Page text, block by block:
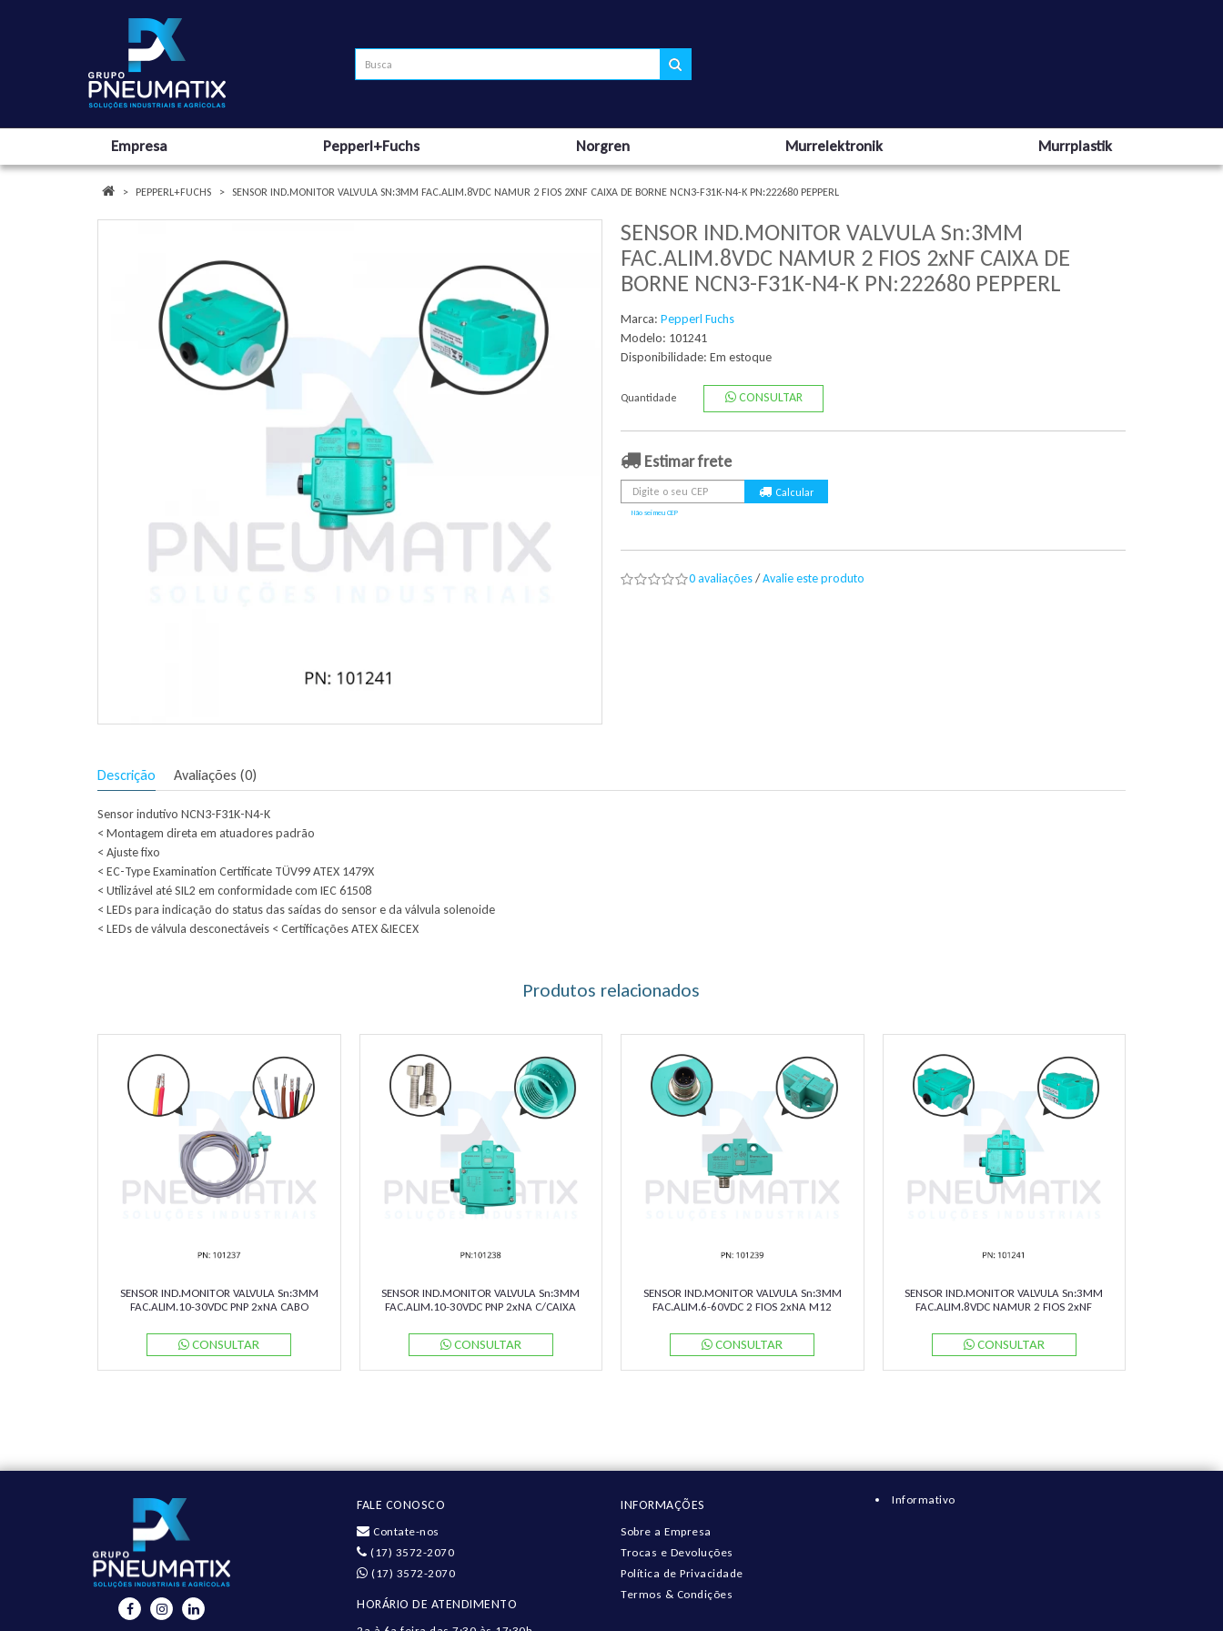
Empresa Pepperl+Fuchs Norgren Murrelektronik Murrplastik
PEPPERL+FUCHS SENSOR IND.MONITOR VALVULA SN:3MM FAC.ALIM.8VDC NAMUR 2 FIOS 2XNF CAIXA DE BORNE NCN3-F31K-N4-K PN:222680 PEPPERL
SENSOR IND.MONITOR VALVULA Sn:3MM
FAC.ALIM.8VDC NAMUR 2 FIOS 2xNF CAIXA DE
BORNE NCN3-F31K-N4-K PN:222680 PEPPERL
Marca: Pepperl Fuchs
Modelo: 101241
Disponibilidade: Em estoque
Quantidade CONSULTAR
Estimar frete
Não sei meu CEP
0 avaliações/Avalie este produto
Descrição Avaliações (0)
Sensor indutivo NCN3-F31K-N4-K
< Montagem direta em atuadores padrão
< Ajuste fixo
< EC-Type Examination Certificate TÜV99 ATEX 1479X
< Utilizável até SIL2 em conformidade com IEC 61508
< LEDs para indicação do status das saídas do sensor e da válvula solenoide
< LEDs de válvula desconectáveis < Certificações ATEX &IECEX
Produtos relacionados
SENSOR IND.MONITOR VALVULA Sn:3MM
FAC.ALIM.10-30VDC PNP 2xNA CABO
PN:047567 PEPPERL
CONSULTAR
SENSOR IND.MONITOR VALVULA Sn:3MM
FAC.ALIM.10-30VDC PNP 2xNA C/CAIXA
PEPPERL
CONSULTAR
SENSOR IND.MONITOR VALVULA Sn:3MM
FAC.ALIM.6-60VDC 2 FIOS 2xNA M12
CONSULTAR
SENSOR IND.MONITOR VALVULA Sn:3MM
FAC.ALIM.8VDC NAMUR 2 FIOS 2xNF
PN:222680 PEPPERL
CONSULTAR
FALE CONOSCO
Contate-nos
(17) 3572-2070
(17) 3572-2070
HORÁRIO DE ATENDIMENTO
INFORMAÇÕES
Sobre a Empresa
Trocas e Devoluções
Política de Privacidade
Termos & Condições
Informativo